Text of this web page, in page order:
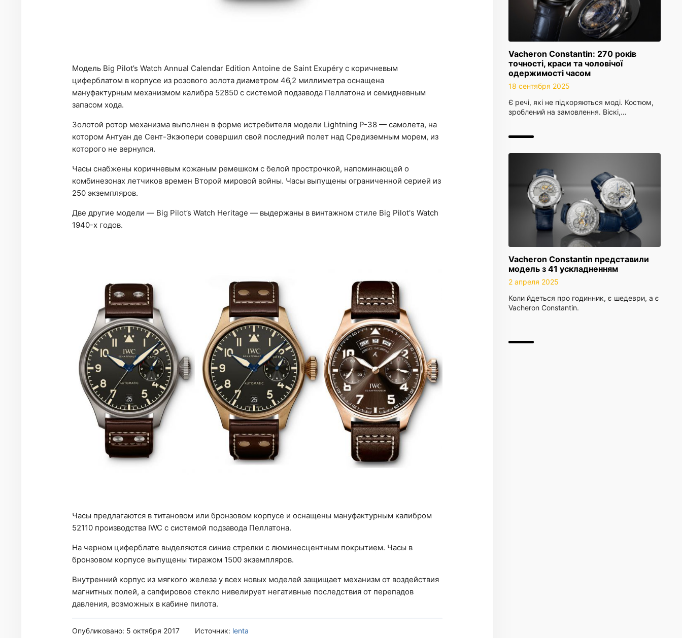
Vacheron Constantin: 270 років
точності, краси та чоловічої
одержимості часом
18 сентября 2025
Є речі, які не підкоряються моді. Костюм,
зроблений на замовлення. Віскі,…
Vacheron Constantin представили
модель з 41 ускладненням
2 апреля 2025
Коли йдеться про годинник, є шедеври, а є
Vacheron Constantin.
Модель Big Pilot’s Watch Annual Calendar Edition Antoine de Saint Exupéry с коричневым
циферблатом в корпусе из розового золота диаметром 46,2 миллиметра оснащена
мануфактурным механизмом калибра 52850 с системой подзавода Пеллатона и семидневным
запасом хода.
Золотой ротор механизма выполнен в форме истребителя модели Lightning P-38 — самолета, на
котором Антуан де Сент-Экзюпери совершил свой последний полет над Средиземным морем, из
которого не вернулся.
Часы снабжены коричневым кожаным ремешком с белой прострочкой, напоминающей о
комбинезонах летчиков времен Второй мировой войны. Часы выпущены ограниченной серией из
250 экземпляров.
Две другие модели — Big Pilot’s Watch Heritage — выдержаны в винтажном стиле Big Pilot's Watch
1940-х годов.
Часы предлагаются в титановом или бронзовом корпусе и оснащены мануфактурным калибром
52110 производства IWC с системой подзавода Пеллатона.
На черном циферблате выделяются синие стрелки с люминесцентным покрытием. Часы в
бронзовом корпусе выпущены тиражом 1500 экземпляров.
Внутренний корпус из мягкого железа у всех новых моделей защищает механизм от воздействия
магнитных полей, а сапфировое стекло нивелирует негативные последствия от перепадов
давления, возможных в кабине пилота.
Опубликовано: 5 октября 2017 Источник: lenta